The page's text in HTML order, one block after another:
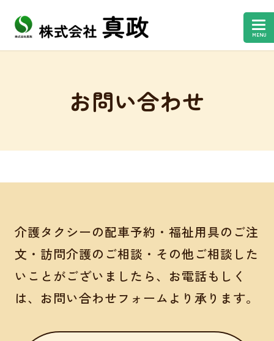
MENU
お問い合わせ
介護タクシーの配車予約・福祉用具のご注
文・訪問介護のご相談・その他ご相談した
いことがございましたら、お電話もしく
は、お問い合わせフォームより承ります。